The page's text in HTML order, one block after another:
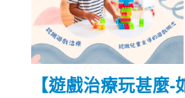
【遊戲治療玩甚麼